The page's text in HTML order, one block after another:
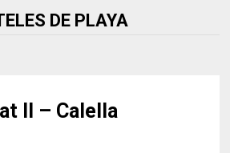
DE PLAYA
II – Calella